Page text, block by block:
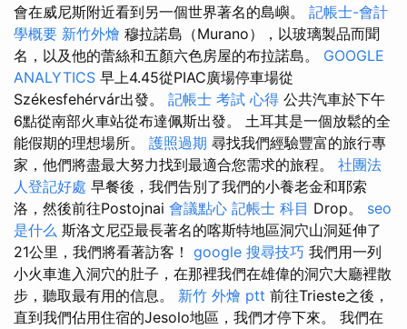
會在威尼斯附近看到另一個世界著名的島嶼。 記帳士-會計
學概要 新竹外燴 穆拉諾島（Murano），以玻璃製品而聞
名，以及他的蕾絲和五顏六色房屋的布拉諾島。 GOOGLE
ANALYTICS 早上4.45從PIAC廣場停車場從
Székesfehérvár出發。 記帳士 考試 心得 公共汽車於下午
6點從南部火車站從布達佩斯出發。 土耳其是一個放鬆的全
能假期的理想場所。 護照過期 尋找我們經驗豐富的旅行專
家，他們將盡最大努力找到最適合您需求的旅程。 社團法
人登記好處 早餐後，我們告別了我們的小養老金和耶索
洛，然後前往Postojnai 會議點心 記帳士 科目 Drop。 seo
是什么 斯洛文尼亞最長著名的喀斯特地區洞穴山洞延伸了
21公里，我們將看著訪客！ google 搜尋技巧 我們用一列
小火車進入洞穴的肚子，在那裡我們在雄偉的洞穴大廳裡散
步，聽取最有用的信息。 新竹 外燴 ptt 前往Trieste之後，
直到我們佔用住宿的Jesolo地區，我們才停下來。 我們在